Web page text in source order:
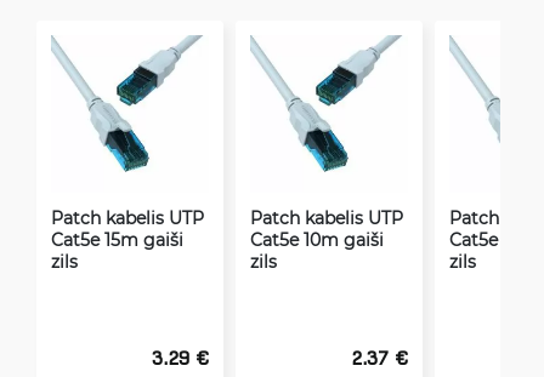
Patch kabelis UTP
Cat5e 15m gaiši
zils
3.29 €
Patch kabelis UTP
Cat5e 10m gaiši
zils
2.37 €
Patch
Cat5e
zils